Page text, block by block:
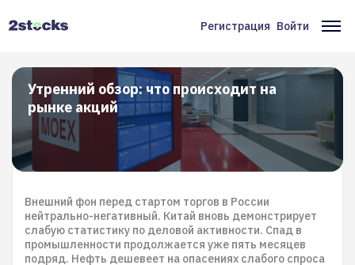
Меню
учётной
записи
пользователя
Регистрация Войти
Утренний обзор: что происходит на
рынке акций
Внешний фон перед стартом торгов в России
нейтрально-негативный. Китай вновь демонстрирует
слабую статистику по деловой активности. Спад в
промышленности продолжается уже пять месяцев
подряд. Нефть дешевеет на опасениях слабого спроса